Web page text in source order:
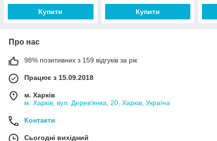
Купити Купити
Про нас
98% позитивних з 159 відгуків за рік
Працює з 15.09.2018
м. Харків
м. Харків, вул. Дерев’янка, 20, Харків, Україна
Контакти
Сьогодні вихідний